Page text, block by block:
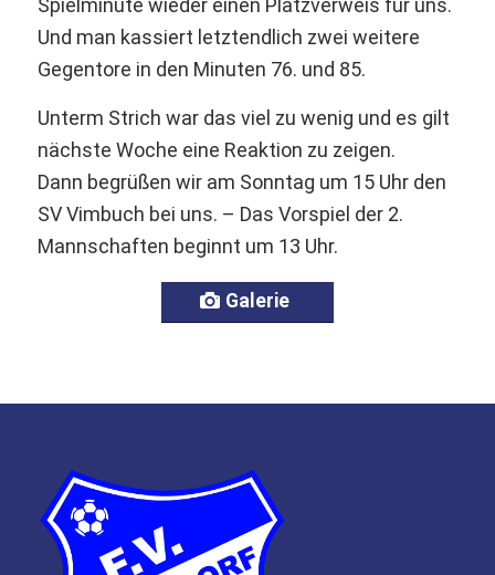
Spielminute wieder einen Platzverweis für uns.
Und man kassiert letztendlich zwei weitere
Gegentore in den Minuten 76. und 85.
Unterm Strich war das viel zu wenig und es gilt
nächste Woche eine Reaktion zu zeigen.
Dann begrüßen wir am Sonntag um 15 Uhr den
SV Vimbuch bei uns. – Das Vorspiel der 2.
Mannschaften beginnt um 13 Uhr.
Galerie